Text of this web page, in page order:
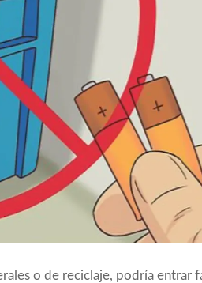
o de reciclaje, podría entrar